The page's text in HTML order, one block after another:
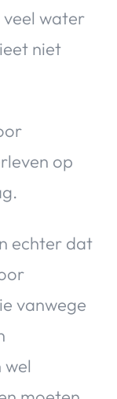
water
niet
op
echter dat
vanwege